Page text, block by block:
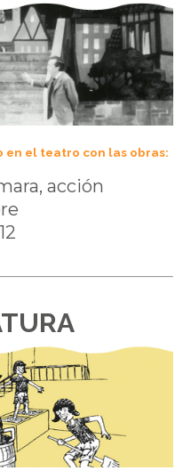
en el teatro con las obras:
acción